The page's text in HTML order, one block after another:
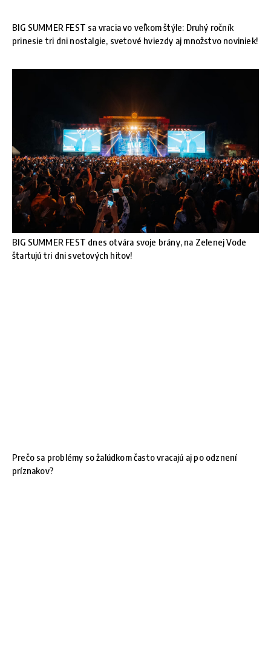
BIG SUMMER FEST sa vracia vo veľkom štýle: Druhý ročník
prinesie tri dni nostalgie, svetové hviezdy aj množstvo noviniek!
BIG SUMMER FEST dnes otvára svoje brány, na Zelenej Vode
štartujú tri dni svetových hitov!
Prečo sa problémy so žalúdkom často vracajú aj po odznení
príznakov?